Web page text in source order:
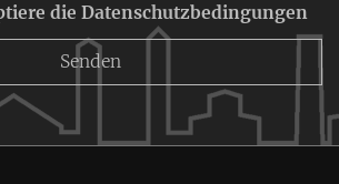
die Datenschutzbedingungen